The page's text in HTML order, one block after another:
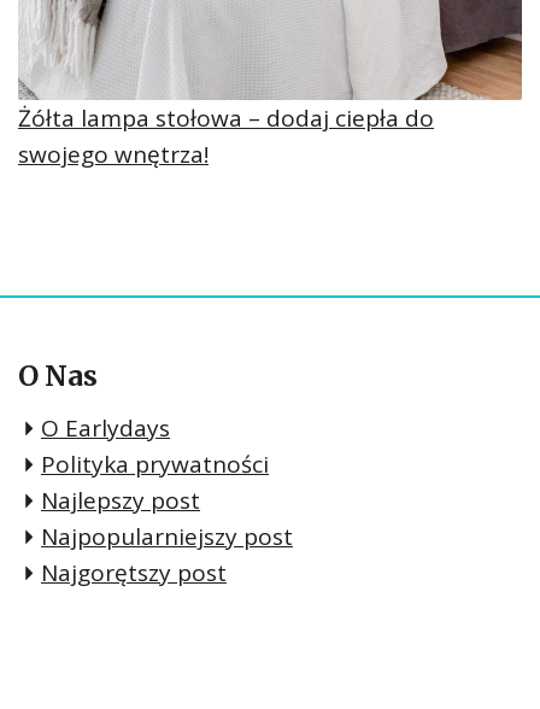
Żółta lampa stołowa – dodaj ciepła do
swojego wnętrza!
O Nas
O Earlydays
Polityka prywatności
Najlepszy post
Najpopularniejszy post
Najgorętszy post